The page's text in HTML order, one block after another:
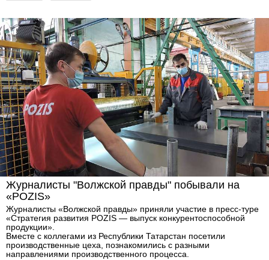
Журналисты "Волжской правды" побывали на
«POZIS»
Журналисты «Волжской правды» приняли участие в пресс-туре
«Стратегия развития POZIS — выпуск конкурентоспособной
продукции».
Вместе с коллегами из Республики Татарстан посетили
производственные цеха, познакомились с разными
направлениями производственного процесса.